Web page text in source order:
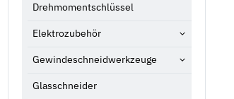
Drehmomentschlüssel
Elektrozubehör
Gewindeschneidwerkzeuge
Glasschneider